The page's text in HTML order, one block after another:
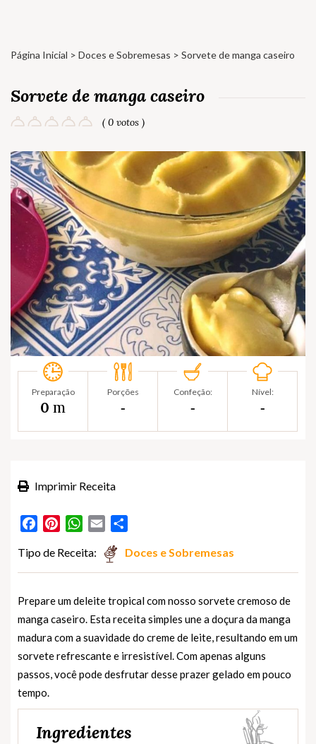
Página Inicial > Doces e Sobremesas > Sorvete de manga caseiro
Sorvete de manga caseiro
( 0 votos )
Preparação
0 m
Porções
‐
Confeção:
‐
Nível:
‐
Imprimir Receita
FacebookPinterestWhatsApp
Email
Tipo de Receita: Doces e Sobremesas
Prepare um deleite tropical com nosso sorvete cremoso de
manga caseiro. Esta receita simples une a doçura da manga
madura com a suavidade do creme de leite, resultando em um
sorvete refrescante e irresistível. Com apenas alguns
passos, você pode desfrutar desse prazer gelado em pouco
tempo.
Ingredientes